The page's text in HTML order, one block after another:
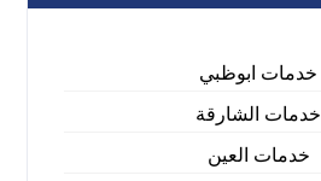
خدمات ابوظبي
خدمات الشارقة
خدمات العين